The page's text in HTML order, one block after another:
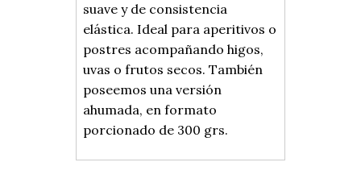
suave y de consistencia
elástica. Ideal para aperitivos o
postres acompañando higos,
uvas o frutos secos. También
poseemos una versión
ahumada, en formato
porcionado de 300 grs.